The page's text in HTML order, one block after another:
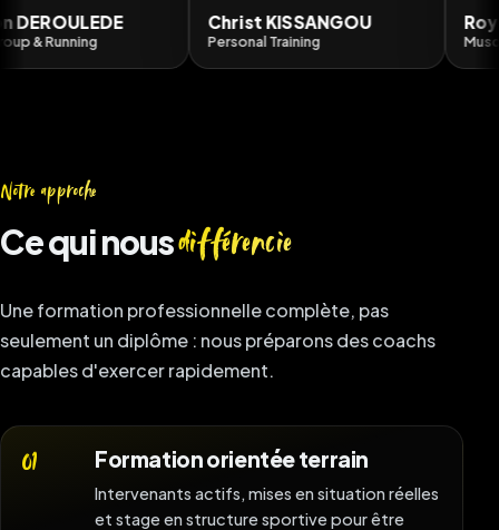
Christ KISSANGOU
Personal Training
Roy
Notre approche
Ce qui nousdifférencie
Une formation professionnelle complète, pas
seulement un diplôme : nous préparons des coachs
capables d'exercer rapidement.
01 Formation orientée terrain
Intervenants actifs, mises en situation réelles
et stage en structure sportive pour être